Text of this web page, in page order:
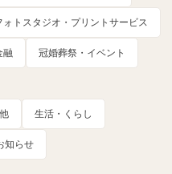
ォトスタジオ・プリントサービス
融 冠婚葬祭・イベント
生活・くらし
知らせ